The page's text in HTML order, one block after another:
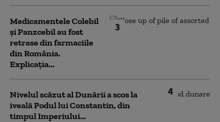
3
Medicamentele Colebil
și Panzcebil au fost
retrase din farmaciile
din România.
Explicația...
4
Nivelul scăzut al Dunării a scos la
iveală Podul lui Constantin, din
timpul Imperiului...